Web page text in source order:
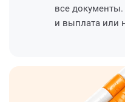
все документы.
и выплата или